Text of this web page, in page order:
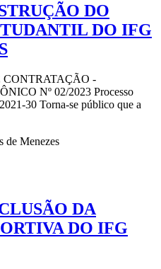
DO
DO IFG
-
Nº 02/2023 Processo
30 Torna-se público que a
de Menezes
DA
DO IFG